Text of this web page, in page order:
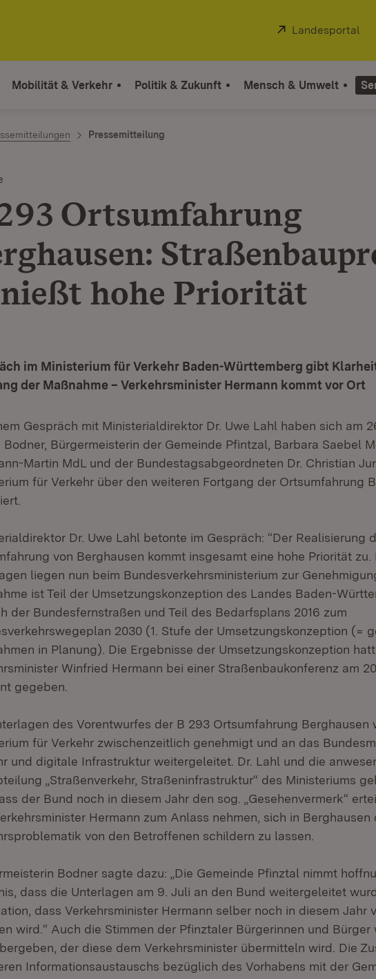
Extern:
Landesportal
Mobilität & Verkehr Politik & Zukunft Mensch & Umwelt
Pressemitteilung
Ortsumfahrung
hohe Priorität
im Ministerium für Verkehr Baden-Württemberg gibt
der Maßnahme – Verkehrsminister Hermann kommt vor Ort
Gespräch mit Ministerialdirektor Dr. Uwe Lahl haben sich am
Bodner, Bürgermeisterin der Gemeinde Pfintzal, Barbara Saebel
Martin MdL und der Bundestagsabgeordneten Dr. Christian
für Verkehr über den weiteren Fortgang der Ortsumfahrung
Dr. Uwe Lahl betonte im Gespräch: “Der Realisierung
von Berghausen kommt insgesamt eine hohe Priorität zu.
liegen nun beim Bundesverkehrsministerium zur
ist Teil der Umsetzungskonzeption des Landes Baden-
der Bundesfernstraßen und Teil des Bedarfsplans 2016 zum
2030 (1. Stufe der Umsetzungskonzeption (=
in Planung). Die Ergebnisse der Umsetzungskonzeption
Winfried Hermann bei einer Straßenbaukonferenz am
gegeben.
des Vorentwurfes der B 293 Ortsumfahrung Berghausen
für Verkehr zwischenzeitlich genehmigt und an das
und digitale Infrastruktur weitergeleitet. Dr. Lahl und die
„Straßenverkehr, Straßeninfrastruktur“ des Ministeriums
der Bund noch in diesem Jahr den sog. „Gesehenvermerk“
Hermann zum Anlass nehmen, sich in Berghausen
von den Betroffenen schildern zu lassen.
Bodner sagte dazu: „Die Gemeinde Pfinztal nimmt
dass die Unterlagen am 9. Juli an den Bund weitergeleitet
dass Verkehrsminister Hermann selber noch in diesem Jahr
wird.“ Auch die Stimmen der Pfinztaler Bürgerinnen und Bürger
der diese dem Verkehrsminister übermitteln wird. Die
Informationsaustauschs bezüglich des Vorhabens mit der